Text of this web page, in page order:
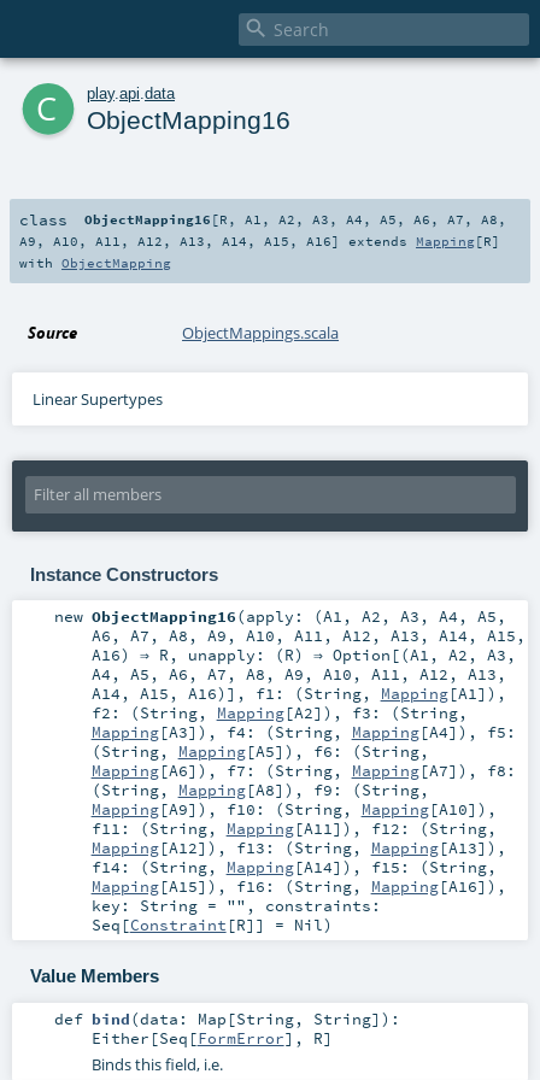

c play. api data
ObjectMapping16
class ObjectMapping16 [R , A1 , A2 , A3 , A4 , A5 , A6 , A7 , A8 ,
A9 , A10 , A11 , A12 , A13 , A14 , A15 , A16] extends Mapping[R]
with ObjectMapping
Source ObjectMappings.scala
Linear Supertypes
Instance Constructors
new ObjectMapping16(apply: (A1 , A2 , A3 , A4 , A5 ,
A6 , A7 , A8 , A9 , A10 , A11 , A12 , A13 , A14 , A15 ,
A16) ⇒ R , unapply: (R) ⇒ Option [(A1 , A2 , A3 ,
A4 , A5 , A6 , A7 , A8 , A9 , A10 , A11 , A12 , A13 ,
A14 , A15 , A16)] , f1: (String, Mapping[A1]) ,
f2: (String, Mapping[A2]) , f3: (String,
Mapping[A3]) , f4: (String, Mapping[A4]) , f5:
(String, Mapping[A5]) , f6: (String,
Mapping[A6]) , f7: (String, Mapping[A7]) , f8:
(String, Mapping[A8]) , f9: (String,
Mapping[A9]) , f10: (String, Mapping[A10]) ,
f11: (String, Mapping[A11]) , f12: (String,
Mapping[A12]) , f13: (String, Mapping[A13]) ,
f14: (String, Mapping[A14]) , f15: (String,
Mapping[A15]) , f16: (String, Mapping[A16]) ,
key: String= "" , constraints:
Seq [Constraint [R]] = Nil)
Value Members
def bind(data: Map [String, String] ) :
Either [Seq [FormError], R]
Binds this field, i.e.